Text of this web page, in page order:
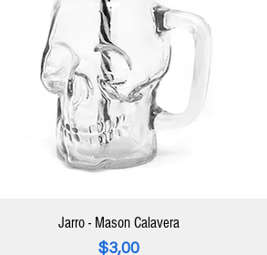
Jarro - Mason Calavera
Precio
$3,00